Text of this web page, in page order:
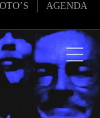
AGENDA